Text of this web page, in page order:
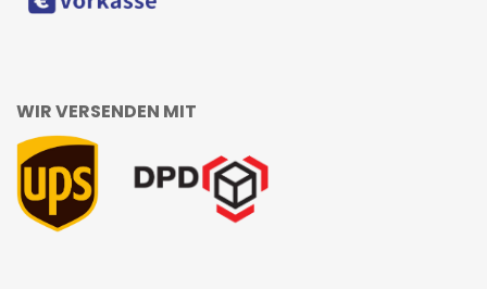
WIR VERSENDEN MIT